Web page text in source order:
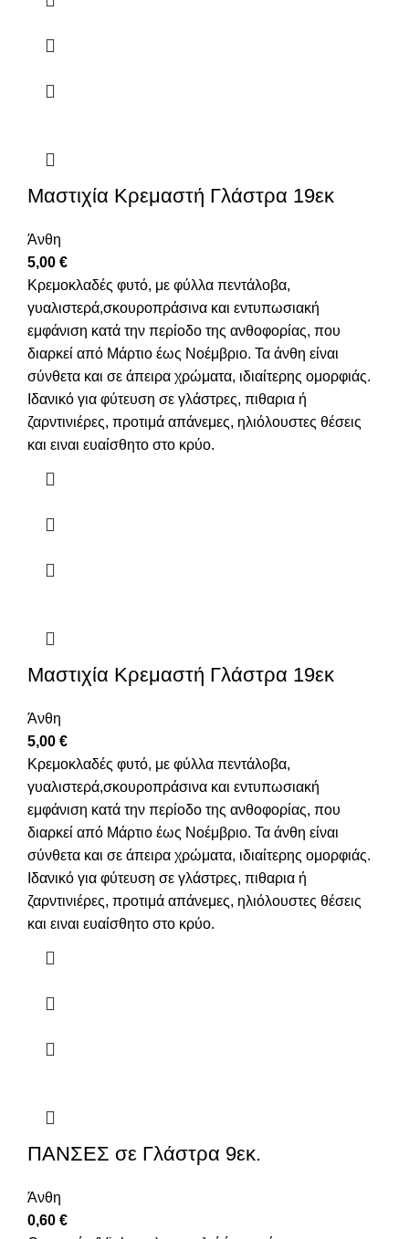
Μαστιχία Κρεμαστή Γλάστρα 19εκ
Άνθη
5,00 €
Κρεμοκλαδές φυτό, με φύλλα πεντάλοβα,
γυαλιστερά,σκουροπράσινα και εντυπωσιακή
εμφάνιση κατά την περίοδο της ανθοφορίας, που
διαρκεί από Μάρτιο έως Νοέμβριο. Τα άνθη είναι
σύνθετα και σε άπειρα χρώματα, ιδιαίτερης ομορφιάς.
Ιδανικό για φύτευση σε γλάστρες, πιθαρια ή
ζαρντινιέρες, προτιμά απάνεμες, ηλιόλουστες θέσεις
και ειναι ευαίσθητο στο κρύο.
Μαστιχία Κρεμαστή Γλάστρα 19εκ
Άνθη
5,00 €
Κρεμοκλαδές φυτό, με φύλλα πεντάλοβα,
γυαλιστερά,σκουροπράσινα και εντυπωσιακή
εμφάνιση κατά την περίοδο της ανθοφορίας, που
διαρκεί από Μάρτιο έως Νοέμβριο. Τα άνθη είναι
σύνθετα και σε άπειρα χρώματα, ιδιαίτερης ομορφιάς.
Ιδανικό για φύτευση σε γλάστρες, πιθαρια ή
ζαρντινιέρες, προτιμά απάνεμες, ηλιόλουστες θέσεις
και ειναι ευαίσθητο στο κρύο.
ΠΑΝΣΕΣ σε Γλάστρα 9εκ.
Άνθη
0,60 €